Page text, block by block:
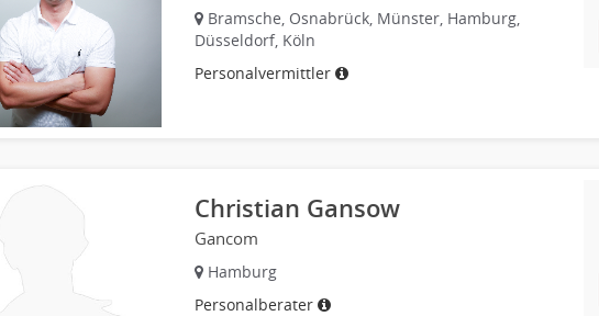
Bramsche, Osnabrück, Münster, Hamburg,
Düsseldorf, Köln
Personalvermittler
Christian Gansow
Gancom
Hamburg
Personalberater